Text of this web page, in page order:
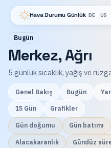
Hava Durumu Günlük DE US
Bugün
Merkez, Ağrı
5 günlük sıcaklık, yağış ve
Genel Bakış Bugün
15 Gün Grafikler
Gün doğumu Gün batımı
Alacakaranlık Gündüz